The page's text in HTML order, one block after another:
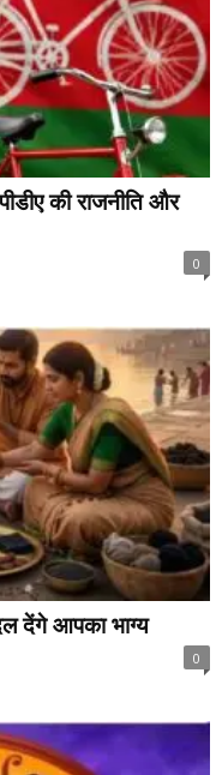
की राजनीति और
0
देंगे आपका भाग्य
0